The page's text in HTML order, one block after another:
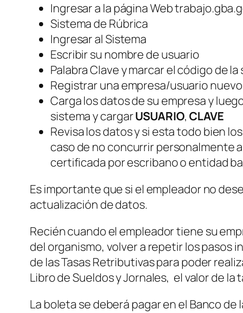
Ingresar a la página Web
Sistema de Rúbrica
Ingresar al Sistema
Escribir su nombre de usuario
Palabra Clave y marcar el código de
Registrar una empresa/usuario nuevo
Carga los datos de su empresa y
sistema y cargarUSUARIO,CLAVE
Revisa los datos y si esta todo bien
caso de no concurrir personalmente
certificada por escribano o entidad
Es importante que si el empleador no
actualización de datos.
Recién cuando el empleador tiene su
del organismo, volver a repetir los pasos
de las Tasas Retributivas para poder
Libro de Sueldos y Jornales, el valor de
La boleta se deberá pagar en el Banco